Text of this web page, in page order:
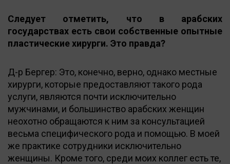
Следует отметить, что в арабских
государствах есть свои собственные опытные
пластические хирурги. Это правда?
Д-р Бергер: Это, конечно, верно, однако местные
хирурги, которые предоставляют такого рода
услуги, являются почти исключительно
мужчинами, и большинство арабских женщин
неохотно обращаются к ним за консультацией
весьма специфического рода и помощью. В моей
же практике сотрудники исключительно
женщины. Кроме того, среди моих коллег есть те,